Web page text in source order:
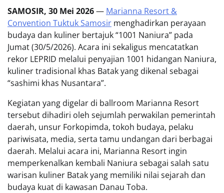
SAMOSIR, 30 Mei 2026— Marianna Resort &
Convention Tuktuk Samosir menghadirkan perayaan
budaya dan kuliner bertajuk “1001 Naniura” pada
Jumat (30/5/2026). Acara ini sekaligus mencatatkan
rekor LEPRID melalui penyajian 1001 hidangan Naniura,
kuliner tradisional khas Batak yang dikenal sebagai
“sashimi khas Nusantara”.
Kegiatan yang digelar di ballroom Marianna Resort
tersebut dihadiri oleh sejumlah perwakilan pemerintah
daerah, unsur Forkopimda, tokoh budaya, pelaku
pariwisata, media, serta tamu undangan dari berbagai
daerah. Melalui acara ini, Marianna Resort ingin
memperkenalkan kembali Naniura sebagai salah satu
warisan kuliner Batak yang memiliki nilai sejarah dan
budaya kuat di kawasan Danau Toba.